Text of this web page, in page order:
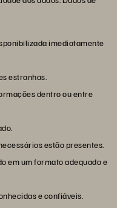
imediatamente
estranhas.
dentro ou entre
estão presentes.
em um formato adequado e
e confiáveis.